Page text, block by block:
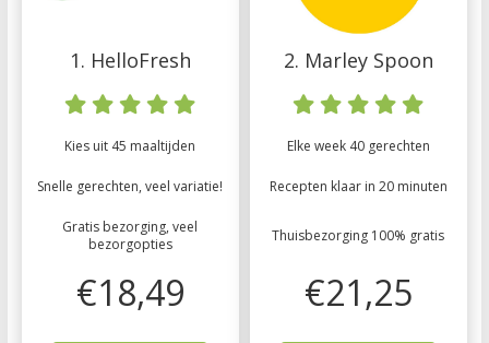
1. HelloFresh
Kies uit 45 maaltijden
Snelle gerechten, veel variatie!
Gratis bezorging, veel
bezorgopties
€18,49
2. Marley Spoon
Elke week 40 gerechten
Recepten klaar in 20 minuten
Thuisbezorging 100% gratis
€21,25